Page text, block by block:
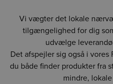
Vi vægter det lokale
tilgængelighed for dig
udvælge
Det afspejler sig også i
du både finder produkter fra
mindre,